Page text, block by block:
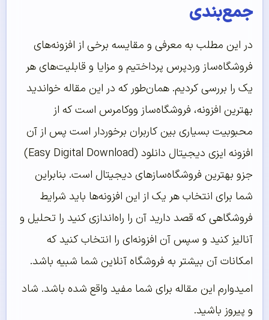
جمع‌بندی
در این مطلب به معرفی و مقایسه برخی از افزونه‌های
فروشگاه‌ساز وردپرس پرداختیم و مزایا و قابلیت‌های هر
یک را بررسی کردیم. همان‌طور که در این مقاله خواندید
بهترین افزونه، فروشگاه‌ساز ووکامرس است که از
محبوبیت بسیاری بین کاربران برخوردار است پس از آن
افزونه ایزی دیجیتال دانلود (Easy Digital Download)
جزو بهترین فروشگاه‌سازهای دیجیتال است. بنابراین
شما برای انتخاب هر یک از این افزونه‌ها باید شرایط
فروشگاهی که قصد دارید آن را راه‌اندازی کنید را تحلیل و
آنالیز کنید و سپس آن افزونه‌ای را انتخاب کنید که
امکانات آن بیشتر به فروشگاه‌ آنلاین شما شبیه باشد.
امیدوارم این مقاله برای شما مفید واقع شده باشد. شاد
و پیروز باشید.